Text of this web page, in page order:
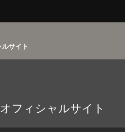
サイト
フィシャルサイト